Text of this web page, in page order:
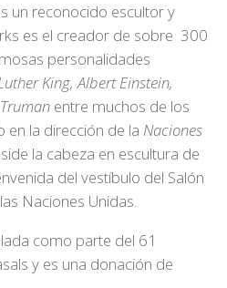
un reconocido escultor y
es el creador de sobre 300
personalidades
King, Albert Einstein,
entre muchos de los
en la dirección de la Naciones
la cabeza en escultura de
del vestíbulo del Salón
Naciones Unidas.
como parte del 61
y es una donación de